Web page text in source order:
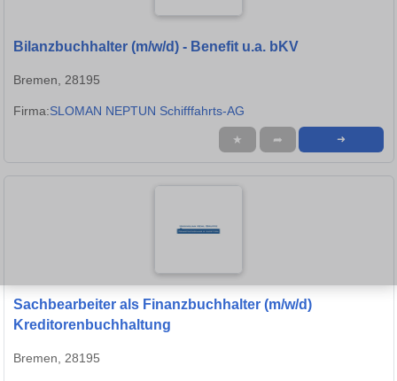
Bilanzbuchhalter (m/w/d) - Benefit u.a. bKV
Bremen, 28195
Firma:SLOMAN NEPTUN Schifffahrts-AG
★ ➦ ➜
Sachbearbeiter als Finanzbuchhalter (m/w/d)
Kreditorenbuchhaltung
Bremen, 28195